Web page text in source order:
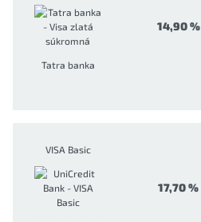
Tatra banka
14,90 %
VISA Basic
17,70 %